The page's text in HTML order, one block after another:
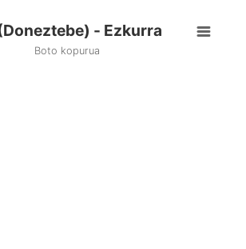
- Ezkurra
Boto kopurua